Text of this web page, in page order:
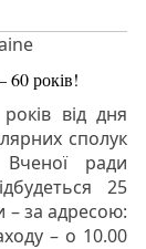
60 років!
від дня
сполук
ради
25
– за адресою:
– о 10.00